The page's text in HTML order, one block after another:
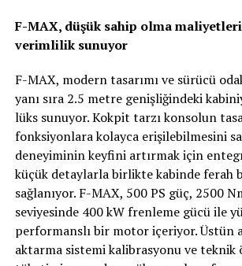
F-MAX, düşük sahip olma
verimlilik sunuyor
F-MAX, modern tasarımı ve sürücü
yanı sıra 2.5 metre genişliğindeki
lüks sunuyor. Kokpit tarzı konsolun
fonksiyonlara kolayca erişilebilmesini
deneyiminin keyfini artırmak için
küçük detaylarla birlikte kabinde ferah
sağlanıyor. F-MAX, 500 PS güç, 2500
seviyesinde 400 kW frenleme gücü ile
performanslı bir motor içeriyor. Üstün
aktarma sistemi kalibrasyonu ve teknik